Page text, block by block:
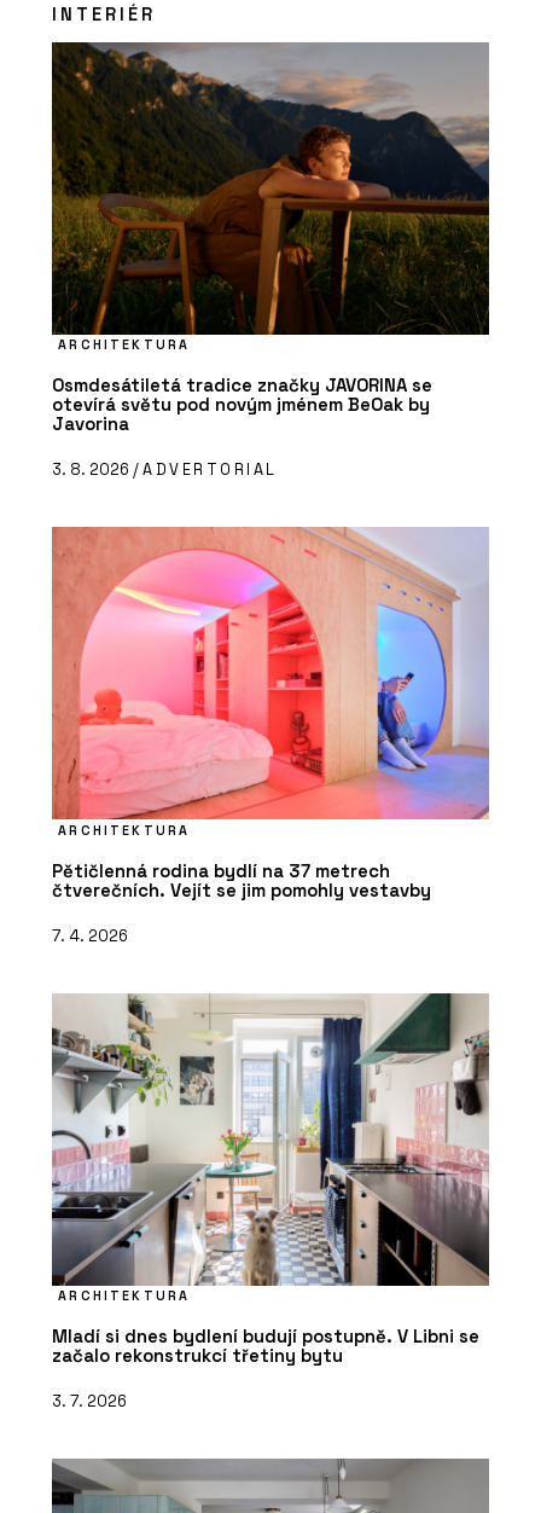
INTERIÉR
ARCHITEKTURA
Osmdesátiletá tradice značky JAVORINA se
otevírá světu pod novým jménem BeOak by
Javorina
3. 8. 2026 /ADVERTORIAL
ARCHITEKTURA
Pětičlenná rodina bydlí na 37 metrech
čtverečních. Vejít se jim pomohly vestavby
7. 4. 2026
ARCHITEKTURA
Mladí si dnes bydlení budují postupně. V Libni se
začalo rekonstrukcí třetiny bytu
3. 7. 2026